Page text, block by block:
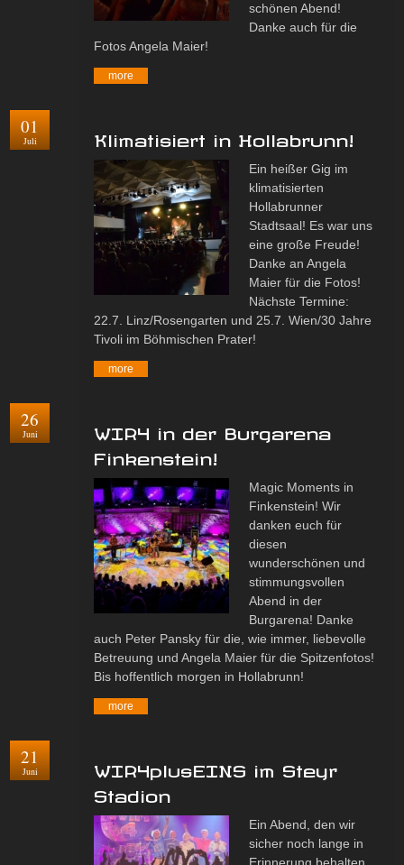
schönen Abend!
Danke auch für die
Fotos Angela Maier!
more
01
Juli Klimatisiert in Hollabrunn!
Ein heißer Gig im
klimatisierten
Hollabrunner
Stadtsaal! Es war uns
eine große Freude!
Danke an Angela
Maier für die Fotos!
Nächste Termine:
22.7. Linz/Rosengarten und 25.7. Wien/30 Jahre
Tivoli im Böhmischen Prater!
more
26
Juni
WIR4 in der Burgarena
Finkenstein!
Magic Moments in
Finkenstein! Wir
danken euch für
diesen
wunderschönen und
stimmungsvollen
Abend in der
Burgarena! Danke
auch Peter Pansky für die, wie immer, liebevolle
Betreuung und Angela Maier für die Spitzenfotos!
Bis hoffentlich morgen in Hollabrunn!
more
21
Juni
WIR4plusEINS im Steyr
Stadion
Ein Abend, den wir
sicher noch lange in